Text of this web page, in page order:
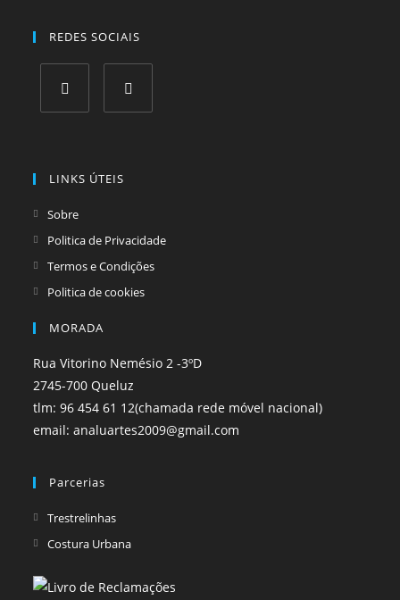
REDES SOCIAIS
tab
LINKS ÚTEIS
Sobre
Politica de Privacidade
Termos e Condições
Politica de cookies
MORADA
Rua Vitorino Nemésio 2 -3ºD
2745-700 Queluz
tlm: 96 454 61 12(chamada rede móvel nacional)
email: analuartes2009@gmail.com
Parcerias
TrestrelinhasOpens
in
new
Costura UrbanaOpens
a